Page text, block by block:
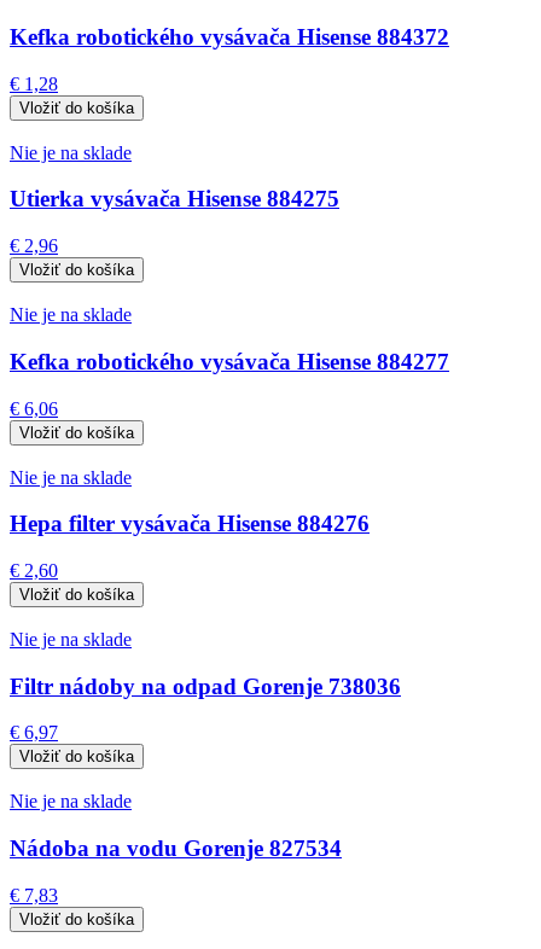
Kefka robotického vysávača Hisense 884372
€ 1,28
Nie je na sklade
Utierka vysávača Hisense 884275
€ 2,96
Nie je na sklade
Kefka robotického vysávača Hisense 884277
€ 6,06
Nie je na sklade
Hepa filter vysávača Hisense 884276
€ 2,60
Nie je na sklade
Filtr nádoby na odpad Gorenje 738036
€ 6,97
Nie je na sklade
Nádoba na vodu Gorenje 827534
€ 7,83